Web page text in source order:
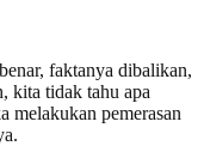
faktanya dibalikan,
kita tidak tahu apa
melakukan pemerasan